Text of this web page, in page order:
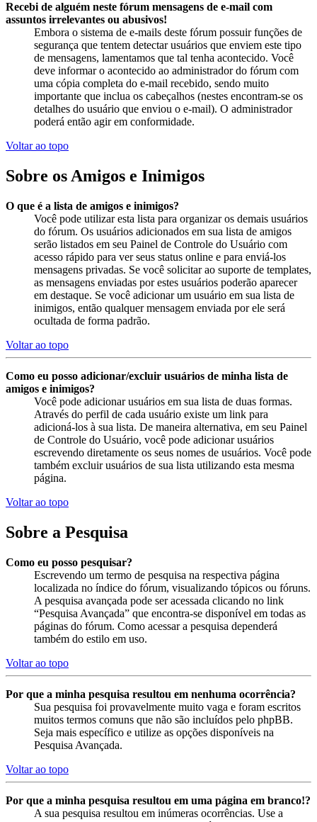
Recebi de alguém neste fórum mensagens de e-mail com
assuntos irrelevantes ou abusivos!
Embora o sistema de e-mails deste fórum possuir funções de
segurança que tentem detectar usuários que enviem este tipo
de mensagens, lamentamos que tal tenha acontecido. Você
deve informar o acontecido ao administrador do fórum com
uma cópia completa do e-mail recebido, sendo muito
importante que inclua os cabeçalhos (nestes encontram-se os
detalhes do usuário que enviou o e-mail). O administrador
poderá então agir em conformidade.
Voltar ao topo
Sobre os Amigos e Inimigos
O que é a lista de amigos e inimigos?
Você pode utilizar esta lista para organizar os demais usuários
do fórum. Os usuários adicionados em sua lista de amigos
serão listados em seu Painel de Controle do Usuário com
acesso rápido para ver seus status online e para enviá-los
mensagens privadas. Se você solicitar ao suporte de templates,
as mensagens enviadas por estes usuários poderão aparecer
em destaque. Se você adicionar um usuário em sua lista de
inimigos, então qualquer mensagem enviada por ele será
ocultada de forma padrão.
Voltar ao topo
Como eu posso adicionar/excluir usuários de minha lista de
amigos e inimigos?
Você pode adicionar usuários em sua lista de duas formas.
Através do perfil de cada usuário existe um link para
adicioná-los à sua lista. De maneira alternativa, em seu Painel
de Controle do Usuário, você pode adicionar usuários
escrevendo diretamente os seus nomes de usuários. Você pode
também excluir usuários de sua lista utilizando esta mesma
página.
Voltar ao topo
Sobre a Pesquisa
Como eu posso pesquisar?
Escrevendo um termo de pesquisa na respectiva página
localizada no índice do fórum, visualizando tópicos ou fóruns.
A pesquisa avançada pode ser acessada clicando no link
“Pesquisa Avançada” que encontra-se disponível em todas as
páginas do fórum. Como acessar a pesquisa dependerá
também do estilo em uso.
Voltar ao topo
Por que a minha pesquisa resultou em nenhuma ocorrência?
Sua pesquisa foi provavelmente muito vaga e foram escritos
muitos termos comuns que não são incluídos pelo phpBB.
Seja mais específico e utilize as opções disponíveis na
Pesquisa Avançada.
Voltar ao topo
Por que a minha pesquisa resultou em uma página em branco!?
A sua pesquisa resultou em inúmeras ocorrências. Use a